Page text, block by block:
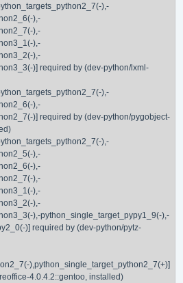
),-
),-
),-
),-
),-
)] required by (dev-python/lxml-
),-
),-
)] required by (dev-python/pygobject-
),-
),-
),-
),-
),-
),-
),-python_single_target_pypy1_9(-),-
)] required by (dev-python/pytz-
),python_single_target_python2_7(+)]
4.0.4.2::gentoo, installed)